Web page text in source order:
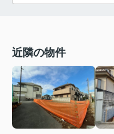
近隣の物件